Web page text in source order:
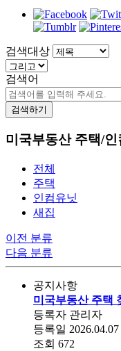
검색대상
검색어
검색하기
미국부동산 주택/
전체
주택
인컴유닛
새집
이전 분류
다음 분류
공지사항
미국부동산 주택
등록자 관리자
등록일 2026.04.07
조회 672